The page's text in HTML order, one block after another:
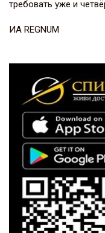
требовать уже и
ИА REGNUM